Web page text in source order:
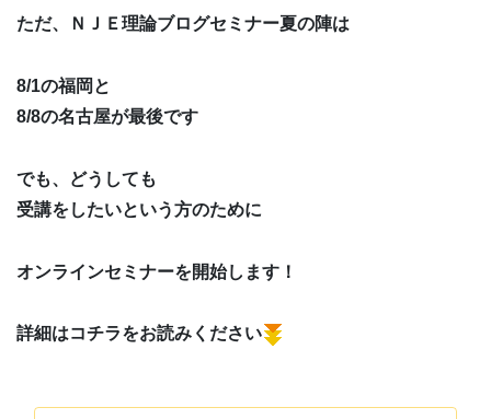
ただ、ＮＪＥ理論ブログセミナー夏の陣は
8/1の福岡と
8/8の名古屋が最後です
でも、どうしても
受講をしたいという方のために
オンラインセミナーを開始します！
詳細はコチラをお読みください